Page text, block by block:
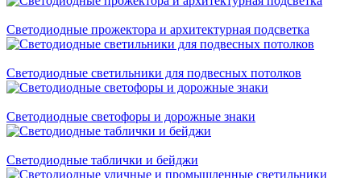
Светодиодные прожектора и архитектурная подсветка
Светодиодные светильники для подвесных потолков
Светодиодные светофоры и дорожные знаки
Светодиодные таблички и бейджи